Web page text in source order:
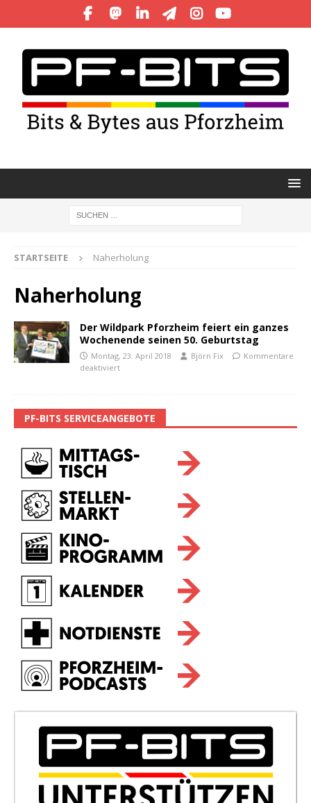
STARTSEITE Naherholung
Naherholung
Der Wildpark Pforzheim feiert ein ganzes
Wochenende seinen 50. Geburtstag
Montag, 23. April 2018 Björn Fix
Kommentare
deaktiviert
PF-BITS SERVICEANGEBOTE